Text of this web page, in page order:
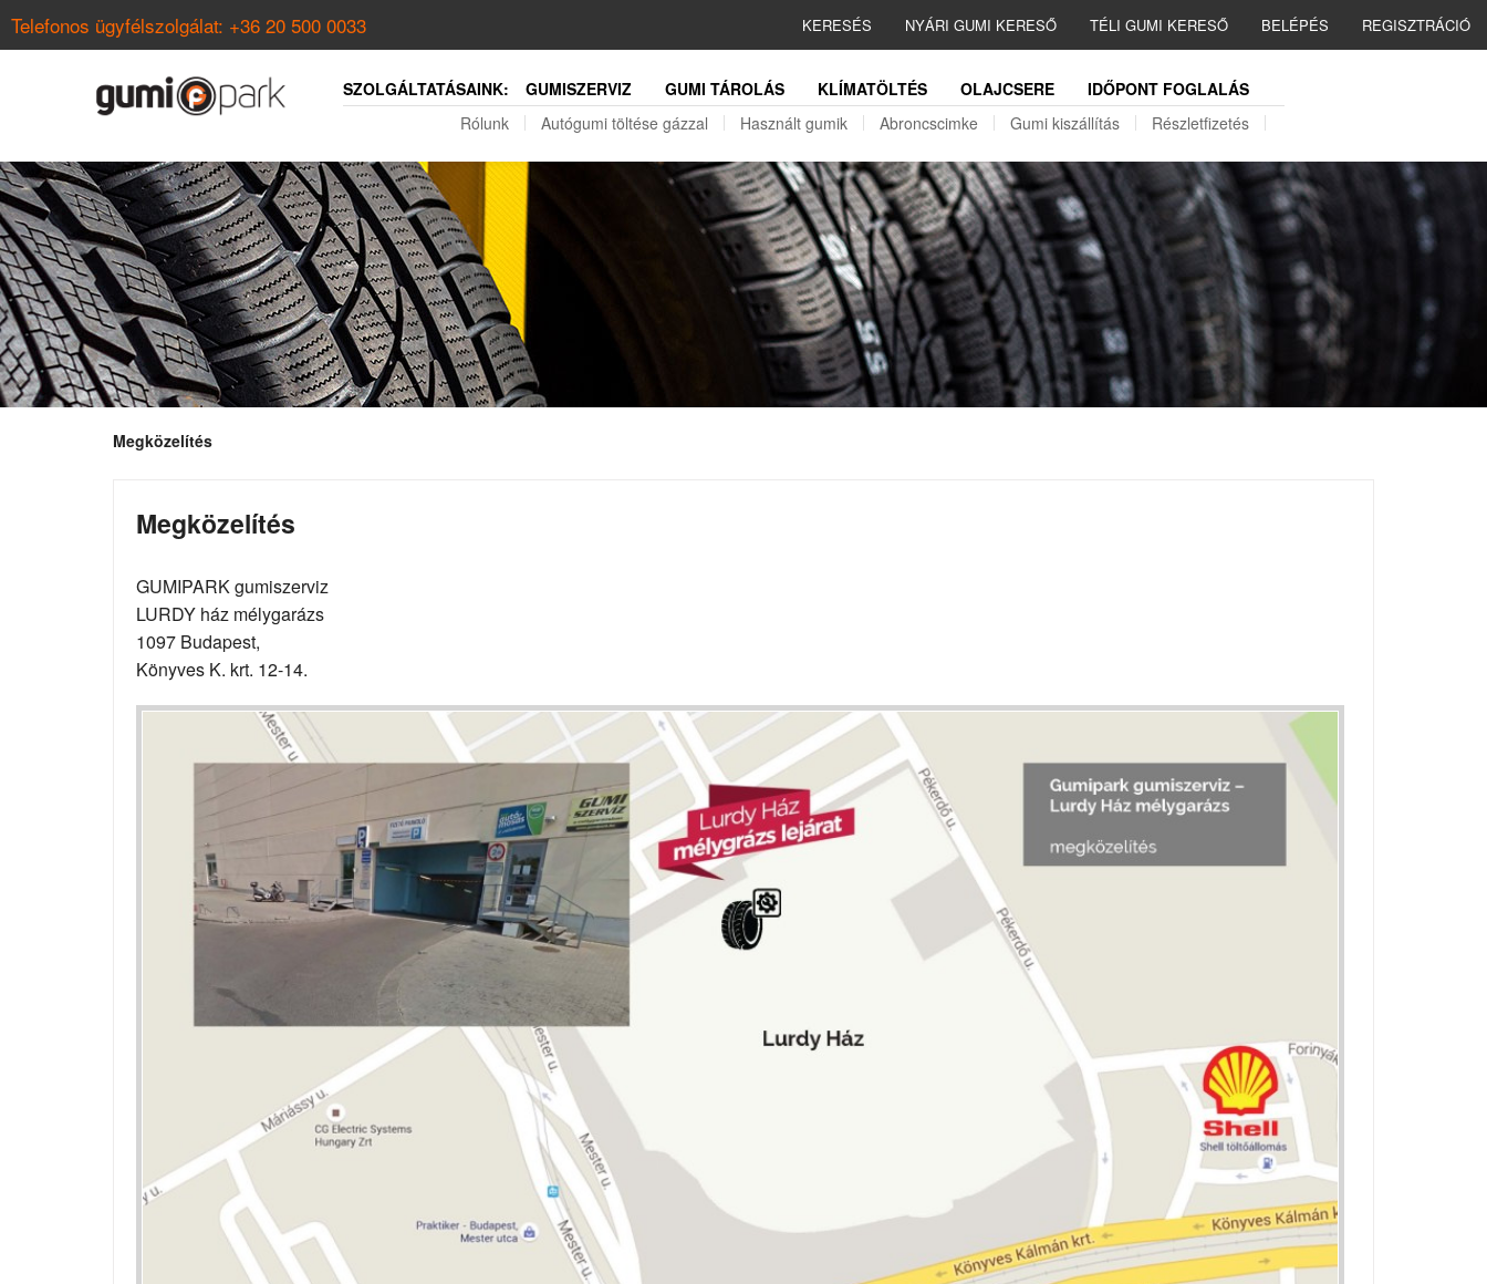
Telefonos ügyfélszolgálat: +36 20 500 0033 KERESÉS NYÁRI GUMI KERESŐ TÉLI GUMI KERESŐ BELÉPÉS REGISZTRÁCIÓ
SZOLGÁLTATÁSAINK: GUMISZERVIZ GUMI TÁROLÁS KLÍMATÖLTÉS OLAJCSERE
IDŐPONT FOGLALÁS
Rólunk
Autógumi töltése gázzal Használt gumik Abroncscimke Gumi kiszállítás Részletfizetés
Megközelítés
Megközelítés
GUMIPARK gumiszerviz
LURDY ház mélygarázs
1097 Budapest,
Könyves K. krt. 12-14.